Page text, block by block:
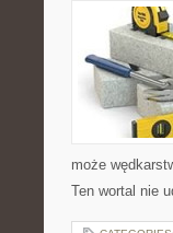
może
Ten wortal nie